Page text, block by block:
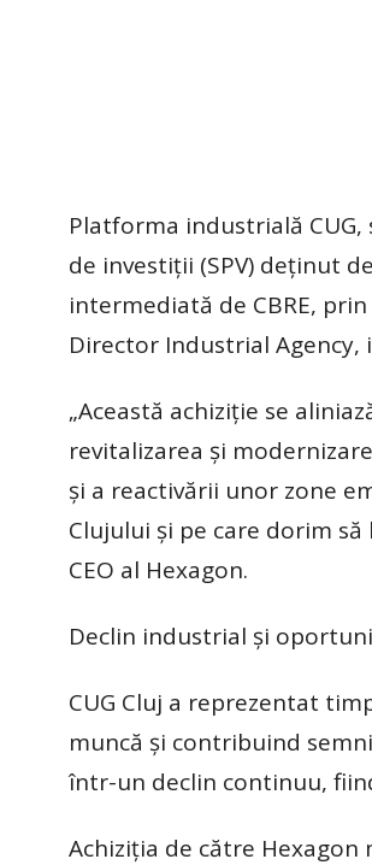
Platforma industrială
de investiţii (SPV) deţinut
intermediată de CBRE,
Director Industrial Agency,
„Această achiziţie se
revitalizarea şi
şi a reactivării unor zone
Clujului şi pe care dorim
CEO al Hexagon.
Declin industrial şi
CUG Cluj a reprezentat
muncă şi contribuind
într-un declin continuu,
Achiziţia de către